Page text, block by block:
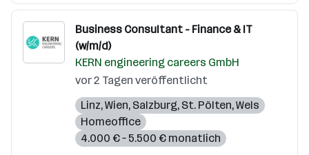
Business Consultant - Finance & IT
(w/m/d)
KERN engineering careers GmbH
vor 2 Tagen veröffentlicht
Linz,Wien, Salzburg, St. Pölten,Wels
Homeoffice
4.000 € – 5.500 € monatlich